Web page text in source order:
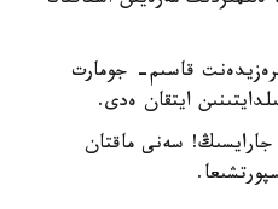
قاسىم- جومارت
ايتقان ەدى.
جارايسىڭ! سەنى ماقتان